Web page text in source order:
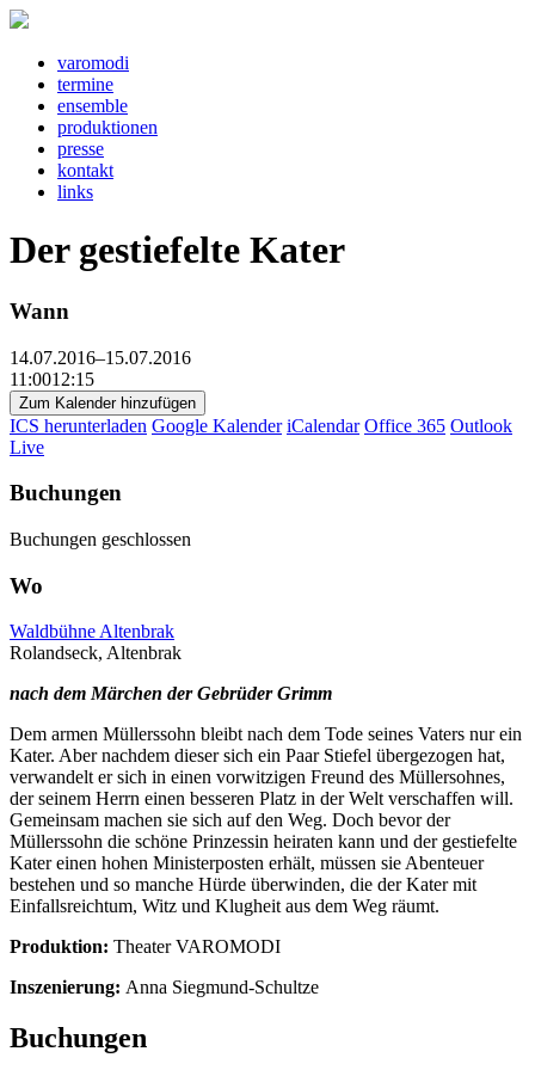
varomodi
termine
ensemble
produktionen
presse
kontakt
links
Der gestiefelte Kater
Wann
14.07.2016–15.07.2016
11:0012:15
Zum Kalender hinzufügen
ICS herunterladen Google Kalender iCalendar Office 365 Outlook
Live
Buchungen
Buchungen geschlossen
Wo
Waldbühne Altenbrak
Rolandseck, Altenbrak
nach dem Märchen der Gebrüder Grimm
Dem armen Müllerssohn bleibt nach dem Tode seines Vaters nur ein
Kater. Aber nachdem dieser sich ein Paar Stiefel übergezogen hat,
verwandelt er sich in einen vorwitzigen Freund des Müllersohnes,
der seinem Herrn einen besseren Platz in der Welt verschaffen will.
Gemeinsam machen sie sich auf den Weg. Doch bevor der
Müllerssohn die schöne Prinzessin heiraten kann und der gestiefelte
Kater einen hohen Ministerposten erhält, müssen sie Abenteuer
bestehen und so manche Hürde überwinden, die der Kater mit
Einfallsreichtum, Witz und Klugheit aus dem Weg räumt.
Produktion: Theater VAROMODI
Inszenierung: Anna Siegmund-Schultze
Buchungen